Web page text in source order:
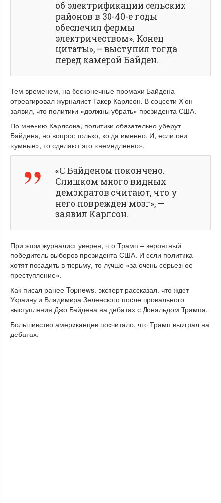
об электрификации сельских
районов в 30-40-е годы
обеспечил фермы
электричеством». Конец
цитаты», – выступил тогда
перед камерой Байден.
Тем временем, на бесконечные промахи Байдена
отреагировал журналист Такер Карлсон. В соцсети Х он
заявил, что политики «должны убрать» президента США.
По мнению Карлсона, политики обязательно уберут
Байдена, но вопрос только, когда именно. И, если они
«умные», то сделают это «немедленно».
«С Байденом покончено.
Слишком много видных
демократов считают, что у
него поврежден мозг», —
заявил Карлсон.
При этом журналист уверен, что Трамп – вероятный
победитель выборов президента США. И если политика
хотят посадить в тюрьму, то лучше «за очень серьезное
преступление».
Как писал ранее Topnews, эксперт рассказал, что ждет
Украину и Владимира Зеленского после провального
выступления Джо Байдена на дебатах с Дональдом Трампа.
Большинство американцев посчитало, что Трамп выиграл на
дебатах.